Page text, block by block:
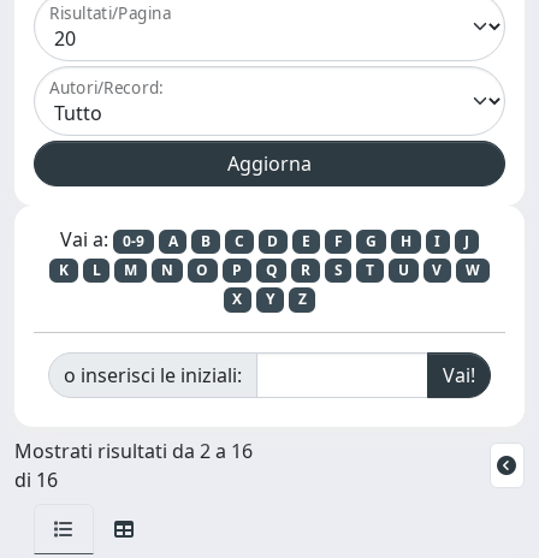
Risultati/Pagina
Autori/Record:
Vai a: 0-9 A B C D E F G H I
J
K
L M N O P Q R S T U V
W
X
Y Z
o inserisci le iniziali:
Mostrati risultati da 2 a 16
di 16